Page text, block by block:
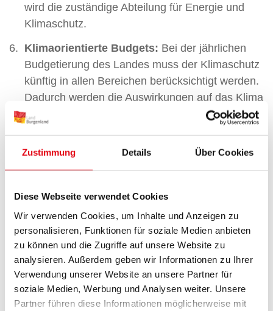
Zustimmung Details Über Cookies
Diese Webseite verwendet Cookies
Wir verwenden Cookies, um Inhalte und Anzeigen zu
personalisieren, Funktionen für soziale Medien anbieten
zu können und die Zugriffe auf unsere Website zu
analysieren. Außerdem geben wir Informationen zu Ihrer
Verwendung unserer Website an unsere Partner für
soziale Medien, Werbung und Analysen weiter. Unsere
Partner führen diese Informationen möglicherweise mit
wird die zuständige Abteilung für Energie und
Klimaschutz.
Klimaorientierte Budgets: Bei der jährlichen
Budgetierung des Landes muss der Klimaschutz
künftig in allen Bereichen berücksichtigt werden.
Dadurch werden die Auswirkungen auf das Klima
transparent.
Klimacheck für Gesetze und Verordnungen:
Gesetze und Verordnungen müssen vor dem
Beschluss künftig auf ihre Klimaauswirkungen
Klimacheck für Bauvorhaben:Auch größere
Bauvorhaben des Landes und seiner
Beteiligungen werden ab sofort auf ihre
Klimaauswirkungen überprüft.
Klimaneutrale Verwaltung:Die
Landesverwaltung wird bereits 2030 klimaneutral